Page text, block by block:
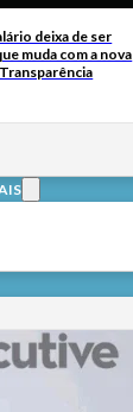
deixa de ser
muda com a nova